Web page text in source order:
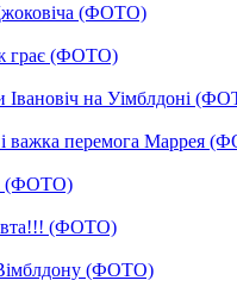
(ФОТО)
грає (ФОТО)
Івановіч на Уімблдоні
і важка перемога Маррея
(ФОТО)
(ФОТО)
(ФОТО)